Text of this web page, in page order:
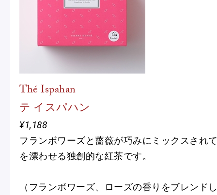
Thé Ispahan
テ イスパハン
¥1,188
フランボワーズと薔薇が巧みにミックスされ
を漂わせる独創的な紅茶です。
（フランボワーズ、ローズの香りをブレンド